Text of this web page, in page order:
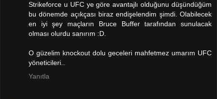
Strikeforce u UFC ye göre avantajlı olduğunu düşündüğüm
bu dönemde açıkçası biraz endişelendim şimdi. Olabilecek
en iyi şey maçların Bruce Buffer tarafından sunulacak
olması olurdu sanırım :D.
O güzelim knockout dolu geceleri mahfetmez umarım UFC
yöneticileri..
Yanıtla